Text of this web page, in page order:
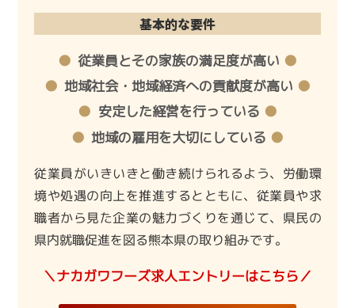
基本的な要件
従業員とその家族の満足度が高い
地域社会・地域経済への貢献度が高い
安定した経営を行っている
地域の雇用を大切にしている
従業員がいきいきと働き続けられるよう、労働環
境や処遇の向上を推進するとともに、従業員や求
職者から見た企業の魅力づくりを通じて、県民の
県内就職促進を図る熊本県の取り組みです。
＼ナカガワフーズ求人エントリーはこちら／